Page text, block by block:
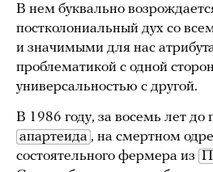
В нем буквально
постколониальный дух со
и значимыми для нас
проблематикой с одной
универсальностью с другой.
В 1986 году, за восемь лет
апартеида , на смертном
состоятельного фермера из